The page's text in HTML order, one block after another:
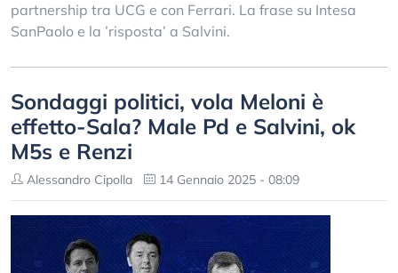
partnership tra UCG e con Ferrari. La frase su Intesa
SanPaolo e la ’risposta’ a Salvini.
Sondaggi politici, vola Meloni è
effetto-Sala? Male Pd e Salvini, ok
M5s e Renzi
Alessandro Cipolla 14 Gennaio 2025 - 08:09